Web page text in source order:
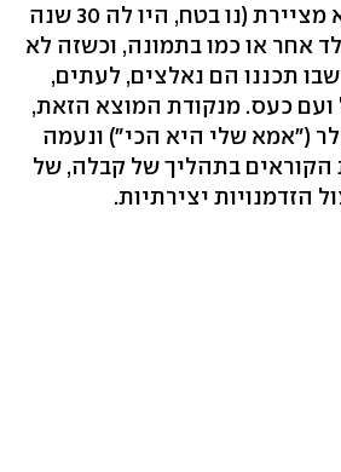
": יפה כמו שאמא מציירת (נו בטח, היו לה 30 שנה
אחר או כמו בתמונה, וכשזה לא
תכננו הם נאלצים, לעתים,
כעס. מנקודת המוצא הזאת,
("אמא שלי היא הכי") ונעמה
הקוראים בתהליך של קבלה, של
הזדמנויות יצירתיות.